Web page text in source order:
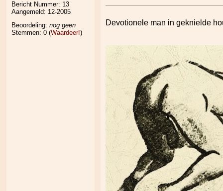
Bericht Nummer: 13
Aangemeld: 12-2005
Beoordeling: nog geen
Stemmen: 0 (Waardeer!)
Devotionele man in geknielde